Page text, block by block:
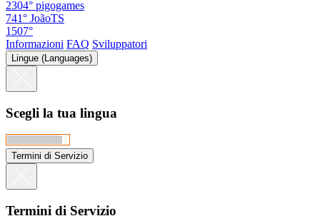
2304° pigogames
741° JoãoTS
1507°
Informazioni FAQ Sviluppatori
Lingue (Languages)
Scegli la tua lingua
Termini di Servizio
Termini di Servizio